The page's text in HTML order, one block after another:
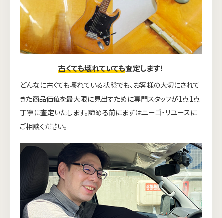
古くても壊れていても査定します！
どんなに古くても壊れている状態でも、お客様の大切にされて
きた商品価値を最大限に見出すために専門スタッフが1点1点
丁寧に査定いたします。諦める前にまずはニーゴ・リユースに
ご相談ください。